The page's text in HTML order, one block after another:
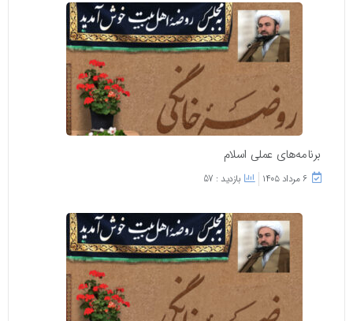
برنامه‌های عملی اسلام
۶ مرداد ۱۴۰۵ بازدید : 57